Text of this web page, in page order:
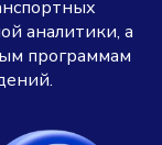
аналитики, а
программам